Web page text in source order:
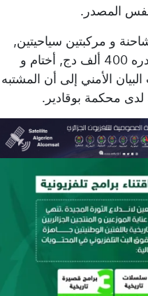
المصدر.
و مركبتين سياحيتين,
مضختين كهربائيتين, مبلغ مالي قدره 400 ألف دج, أختام و
الأمني إلى أن المشتبه
لدى محكمة بوقادير.